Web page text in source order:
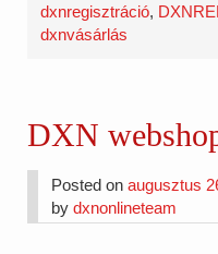
dxnregisztráció,
dxnvásárlás
DXN
Posted onaugusztus
bydxnonlineteam